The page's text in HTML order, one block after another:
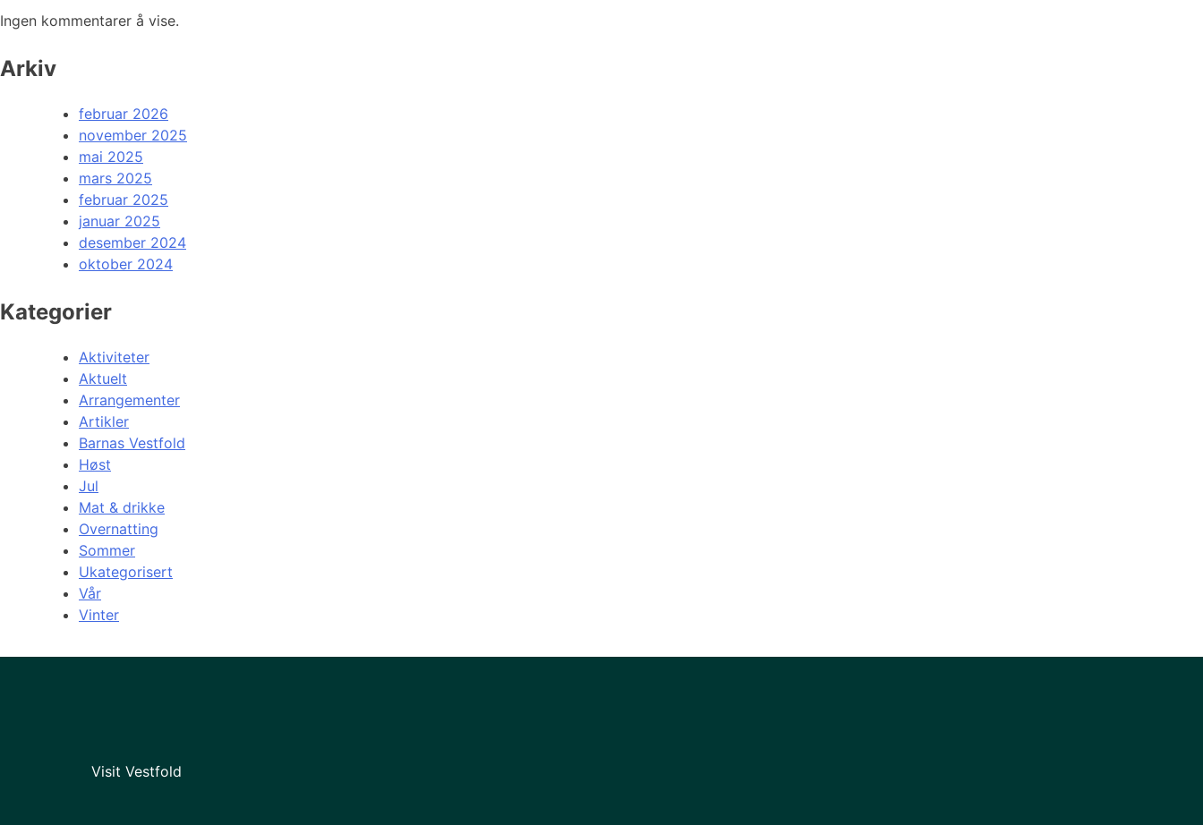
Ingen kommentarer å vise.
Arkiv
februar 2026
november 2025
mai 2025
mars 2025
februar 2025
januar 2025
desember 2024
oktober 2024
Kategorier
Aktiviteter
Aktuelt
Arrangementer
Artikler
Barnas Vestfold
Høst
Jul
Mat & drikke
Overnatting
Sommer
Ukategorisert
Vår
Vinter
Visit Vestfold